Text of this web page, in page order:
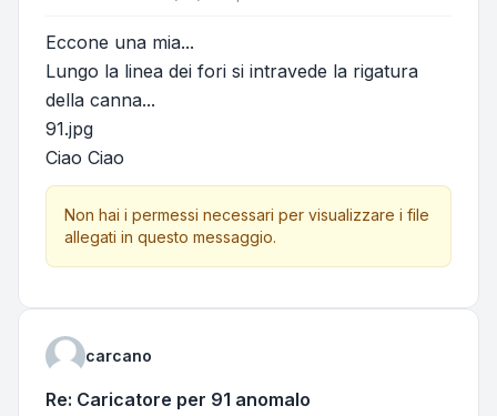
Eccone una mia...
Lungo la linea dei fori si intravede la rigatura
della canna...
91.jpg
Ciao Ciao
Non hai i permessi necessari per visualizzare i file
allegati in questo messaggio.
carcano
Re: Caricatore per 91 anomalo